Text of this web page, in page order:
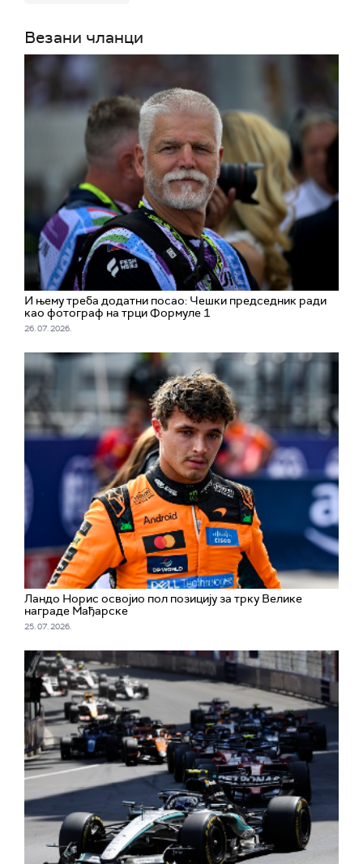
Везани чланци
И њему треба додатни посао: Чешки председник ради
као фотограф на трци Формуле 1
26. 07. 2026.
Ландо Норис освојио пол позицију за трку Велике
награде Мађарске
25. 07. 2026.